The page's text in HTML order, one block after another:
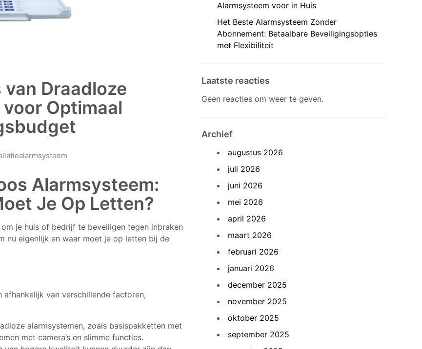
Draadloze
Optimaal
alarmsysteem
Alarmsysteem:
Je Op Letten?
je huis of bedrijf te beveiligen tegen inbraken
nu eigenlijk en waar moet je op letten bij de
afhankelijk van verschillende factoren,
alarmsystemen, zoals basispakketten met
met camera’s en slimme functies.
Alarmsysteem voor in Huis
Het Beste Alarmsysteem Zonder
Abonnement: Betaalbare Beveiligingsopties
met Flexibiliteit
Laatste reacties
Geen reacties om weer te geven.
Archief
augustus 2026
juli 2026
juni 2026
mei 2026
april 2026
maart 2026
februari 2026
januari 2026
december 2025
november 2025
oktober 2025
september 2025